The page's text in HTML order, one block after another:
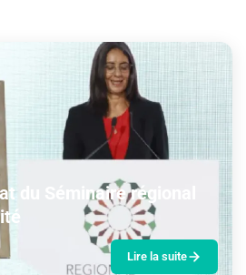
du Séminaire régional
Lire la suite